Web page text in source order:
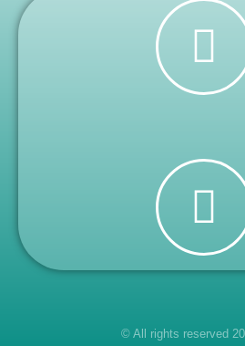
© All rights reserved